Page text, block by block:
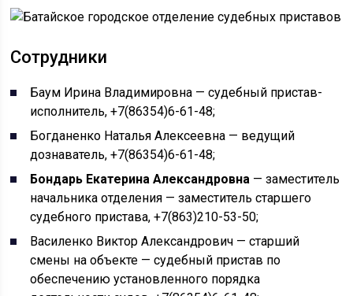
Сотрудники
Баум Ирина Владимировна — судебный пристав-
исполнитель, +7(86354)6-61-48;
Богданенко Наталья Алексеевна — ведущий
дознаватель, +7(86354)6-61-48;
Бондарь Екатерина Александровна — заместитель
начальника отделения — заместитель старшего
судебного пристава, +7(863)210-53-50;
Василенко Виктор Александрович — старший
смены на объекте — судебный пристав по
обеспечению установленного порядка